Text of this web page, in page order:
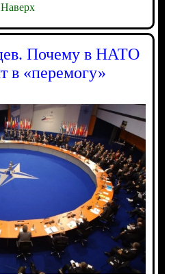
Наверх
Почему в НАТО
в «перемогу»